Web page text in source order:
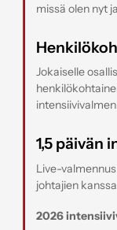
missä olen nyt
Jokaiselle
1,5 päivän
Live-
johtajien
2026